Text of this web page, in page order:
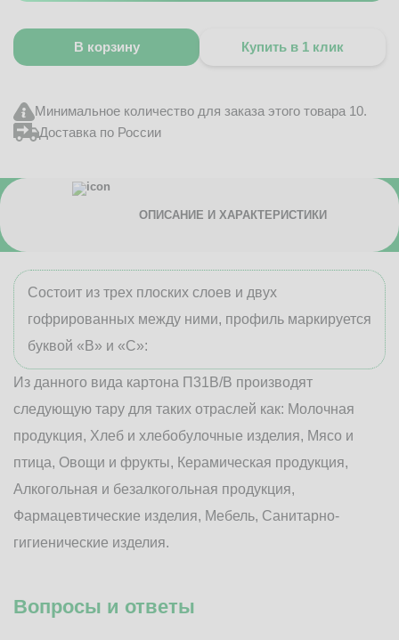
В корзину Купить в 1 клик
Минимальное количество для заказа этого товара 10.
Доставка по России
ОПИСАНИЕ И ХАРАКТЕРИСТИКИ
Состоит из трех плоских слоев и двух
гофрированных между ними, профиль маркируется
буквой «В» и «С»:
Из данного вида картона П31В/B производят
следующую тару для таких отраслей как: Молочная
продукция, Хлеб и хлебобулочные изделия, Мясо и
птица, Овощи и фрукты, Керамическая продукция,
Алкогольная и безалкогольная продукция,
Фармацевтические изделия, Мебель, Санитарно-
гигиенические изделия.
Вопросы и ответы